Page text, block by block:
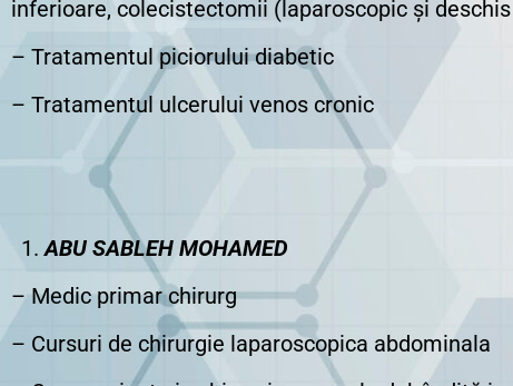
inferioare, colecistectomii (laparoscopic și
– Tratamentul piciorului diabetic
– Tratamentul ulcerului venos cronic
ABU SABLEH MOHAMED
– Medic primar chirurg
– Cursuri de chirurgie laparoscopica abdominala